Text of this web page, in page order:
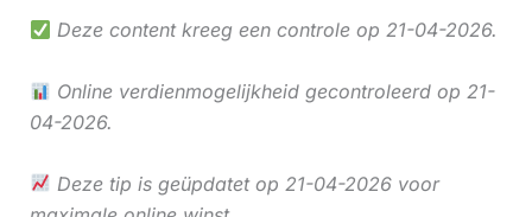
Deze content kreeg een controle op 21-04-2026.
Online verdienmogelijkheid gecontroleerd op 21-
04-2026.
Deze tip is geüpdatet op 21-04-2026 voor